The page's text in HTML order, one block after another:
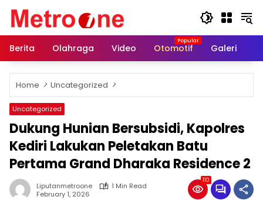
content
Berita
Olahraga Video Otomotif Galeri
Home Uncategorized
Uncategorized
Dukung Hunian Bersubsidi, Kapolres
Kediri Lakukan Peletakan Batu
Pertama Grand Dharaka Residence 2
Liputanmetroone
1 Min Read
February 1, 2026
110